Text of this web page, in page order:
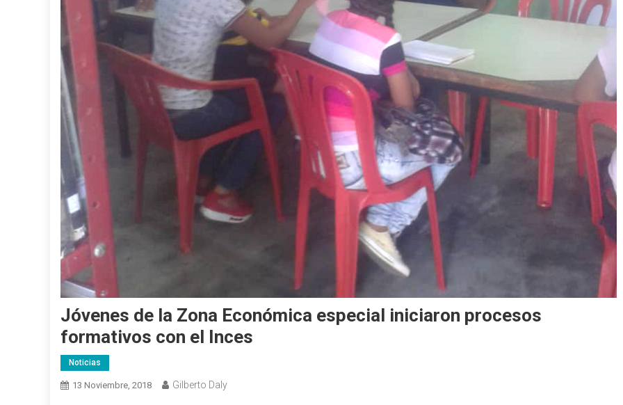
Jóvenes de la Zona Económica especial iniciaron procesos
formativos con el Inces
Noticias
13 Noviembre, 2018 Gilberto Daly